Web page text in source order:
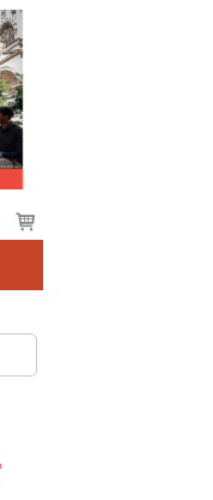
Voir
le